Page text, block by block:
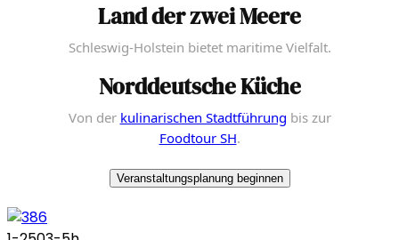
Land der zwei Meere
Schleswig-Holstein bietet maritime Vielfalt.
Norddeutsche Küche
Von der kulinarischen Stadtführung bis zur
Foodtour SH.
Veranstaltungsplanung beginnen